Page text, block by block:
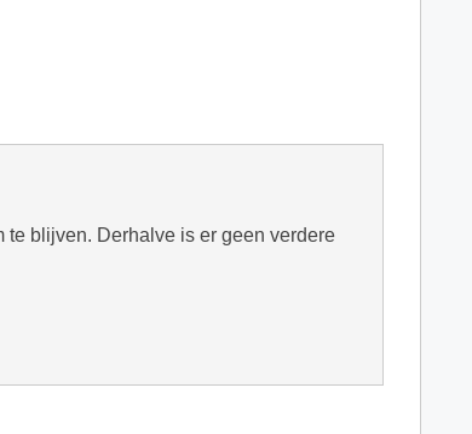
te blijven. Derhalve is er geen verdere